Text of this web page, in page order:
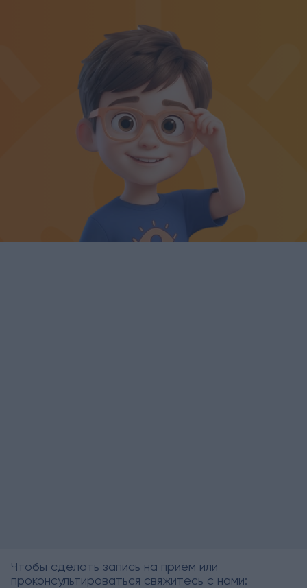
Чтобы сделать запись на приём или
проконсультироваться свяжитесь с нами: